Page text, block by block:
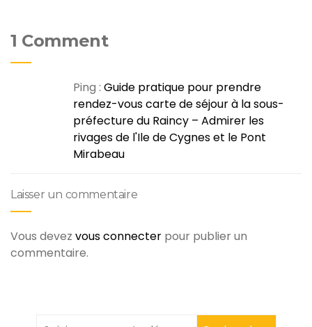
1 Comment
Ping : Guide pratique pour prendre
rendez-vous carte de séjour à la sous-
préfecture du Raincy – Admirer les
rivages de l'Ile de Cygnes et le Pont
Mirabeau
Laisser un commentaire
Vous devez vous connecter pour publier un
commentaire.